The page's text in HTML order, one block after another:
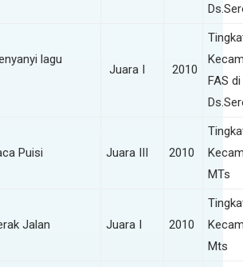
lagu
Juara I 2010
FAS di
Puisi Juara III 2010
MTs
Jalan Juara I 2010
Mts